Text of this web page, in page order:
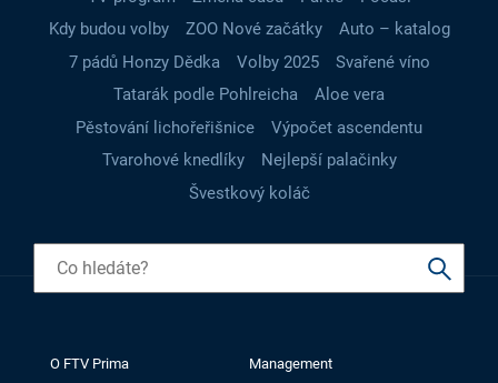
Kdy budou volby
ZOO Nové začátky
Auto – katalog
7 pádů Honzy Dědka
Volby 2025
Svařené víno
Tatarák podle Pohlreicha
Aloe vera
Pěstování lichořeřišnice
Výpočet ascendentu
Tvarohové knedlíky
Nejlepší palačinky
Švestkový koláč
O FTV Prima
Management